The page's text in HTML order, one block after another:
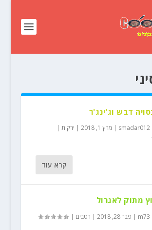
דבש וג'ינג'ר
smadar012
| מרץ 1, 2018 | ירקות|
קרא עוד
מתוק לאגרול
m73
| פבר 28, 2018 | רטבים |